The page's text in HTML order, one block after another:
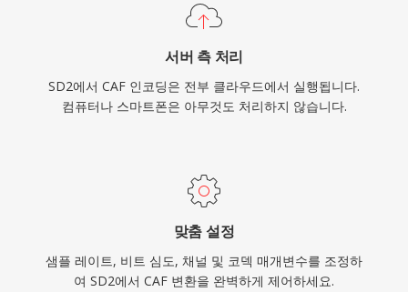
서버 측 처리
SD2에서 CAF 인코딩은 전부 클라우드에서 실행됩니다.
컴퓨터나 스마트폰은 아무것도 처리하지 않습니다.
맞춤 설정
샘플 레이트, 비트 심도, 채널 및 코덱 매개변수를 조정하
여 SD2에서 CAF 변환을 완벽하게 제어하세요.